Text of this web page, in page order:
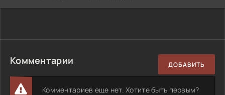
Комментарии ДОБАВИТЬ
Комментариев еще нет. Хотите быть первым?